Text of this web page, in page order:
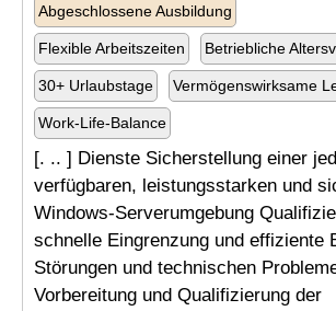
Abgeschlossene Ausbildung
Flexible Arbeitszeiten Betriebliche
30+ Urlaubstage Vermögenswirksame
Work-Life-Balance
[. .. ] Dienste Sicherstellung einer
verfügbaren, leistungsstarken und
Windows-Serverumgebung
schnelle Eingrenzung und effiziente
Störungen und technischen
Vorbereitung und Qualifizierung der